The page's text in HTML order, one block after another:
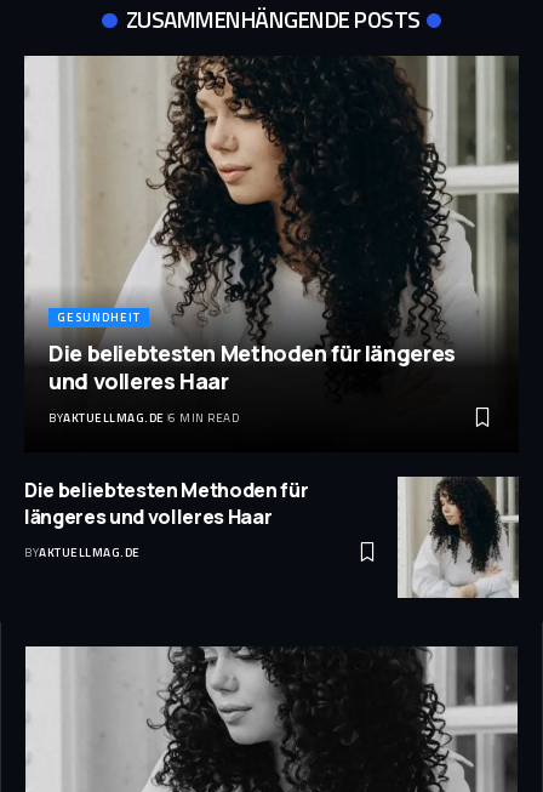
ZUSAMMENHÄNGENDE POSTS
GESUNDHEIT
Die beliebtesten Methoden für längeres
und volleres Haar
BYAKTUELLMAG.DE 6 MIN READ
Die beliebtesten Methoden für
längeres und volleres Haar
BYAKTUELLMAG.DE